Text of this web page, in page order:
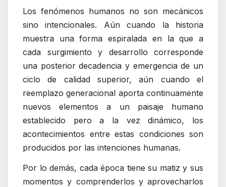
Los fenómenos humanos no son mecánicos
sino intencionales. Aún cuando la historia
muestra una forma espiralada en la que a
cada surgimiento y desarrollo corresponde
una posterior decadencia y emergencia de un
ciclo de calidad superior, aún cuando el
reemplazo generacional aporta continuamente
nuevos elementos a un paisaje humano
establecido pero a la vez dinámico, los
acontecimientos entre estas condiciones son
producidos por las intenciones humanas.
Por lo demás, cada época tiene su matiz y sus
momentos y comprenderlos y aprovecharlos